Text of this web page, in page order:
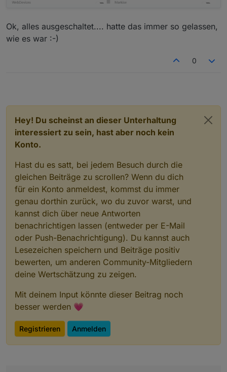
Ok, alles ausgeschaltet.... hatte das immer so gelassen,
wie es war :-)
0
Hey! Du scheinst an dieser Unterhaltung
interessiert zu sein, hast aber noch kein
Konto.
Hast du es satt, bei jedem Besuch durch die
gleichen Beiträge zu scrollen? Wenn du dich
für ein Konto anmeldest, kommst du immer
genau dorthin zurück, wo du zuvor warst, und
kannst dich über neue Antworten
benachrichtigen lassen (entweder per E-Mail
oder Push-Benachrichtigung). Du kannst auch
Lesezeichen speichern und Beiträge positiv
bewerten, um anderen Community-Mitgliedern
deine Wertschätzung zu zeigen.
Mit deinem Input könnte dieser Beitrag noch
besser werden 💗
Registrieren Anmelden